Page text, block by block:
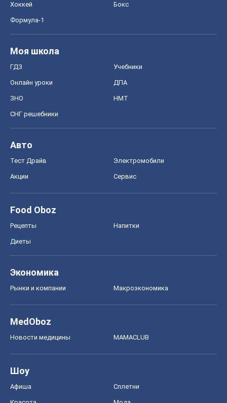
Хоккей Бокс
Формула-1
Моя школа
ГДЗ Учебники
Онлайн уроки ДПА
ЗНО НМТ
СНГ решебники
Авто
Тест Драйв Электромобили
Акции Сервис
Food Oboz
Рецепты Напитки
Диеты
Экономика
Рынки и компании Mакроэкономика
MedOboz
Новости медицины MAMACLUB
Шоу
Афиша Сплетни